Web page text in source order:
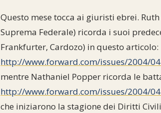
Questo mese tocca ai giuristi ebrei.
Suprema Federale) ricorda i suoi
Frankfurter, Cardozo) in questo articolo:
http://www.forward.com/issues/2004/
mentre Nathaniel Popper ricorda le
http://www.forward.com/issues/2004/
che iniziarono la stagione dei Diritti